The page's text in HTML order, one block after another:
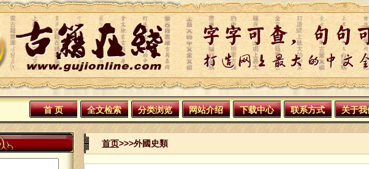
首 页 全文检索 分类浏览 网站介绍 下载中心 联系方式 关于我
首页>>>外國史類